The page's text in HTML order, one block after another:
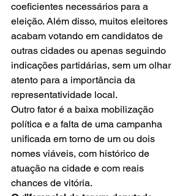
coeficientes necessários para a
eleição. Além disso, muitos eleitores
acabam votando em candidatos de
outras cidades ou apenas seguindo
indicações partidárias, sem um olhar
atento para a importância da
representatividade local.
Outro fator é a baixa mobilização
política e a falta de uma campanha
unificada em torno de um ou dois
nomes viáveis, com histórico de
atuação na cidade e com reais
chances de vitória.